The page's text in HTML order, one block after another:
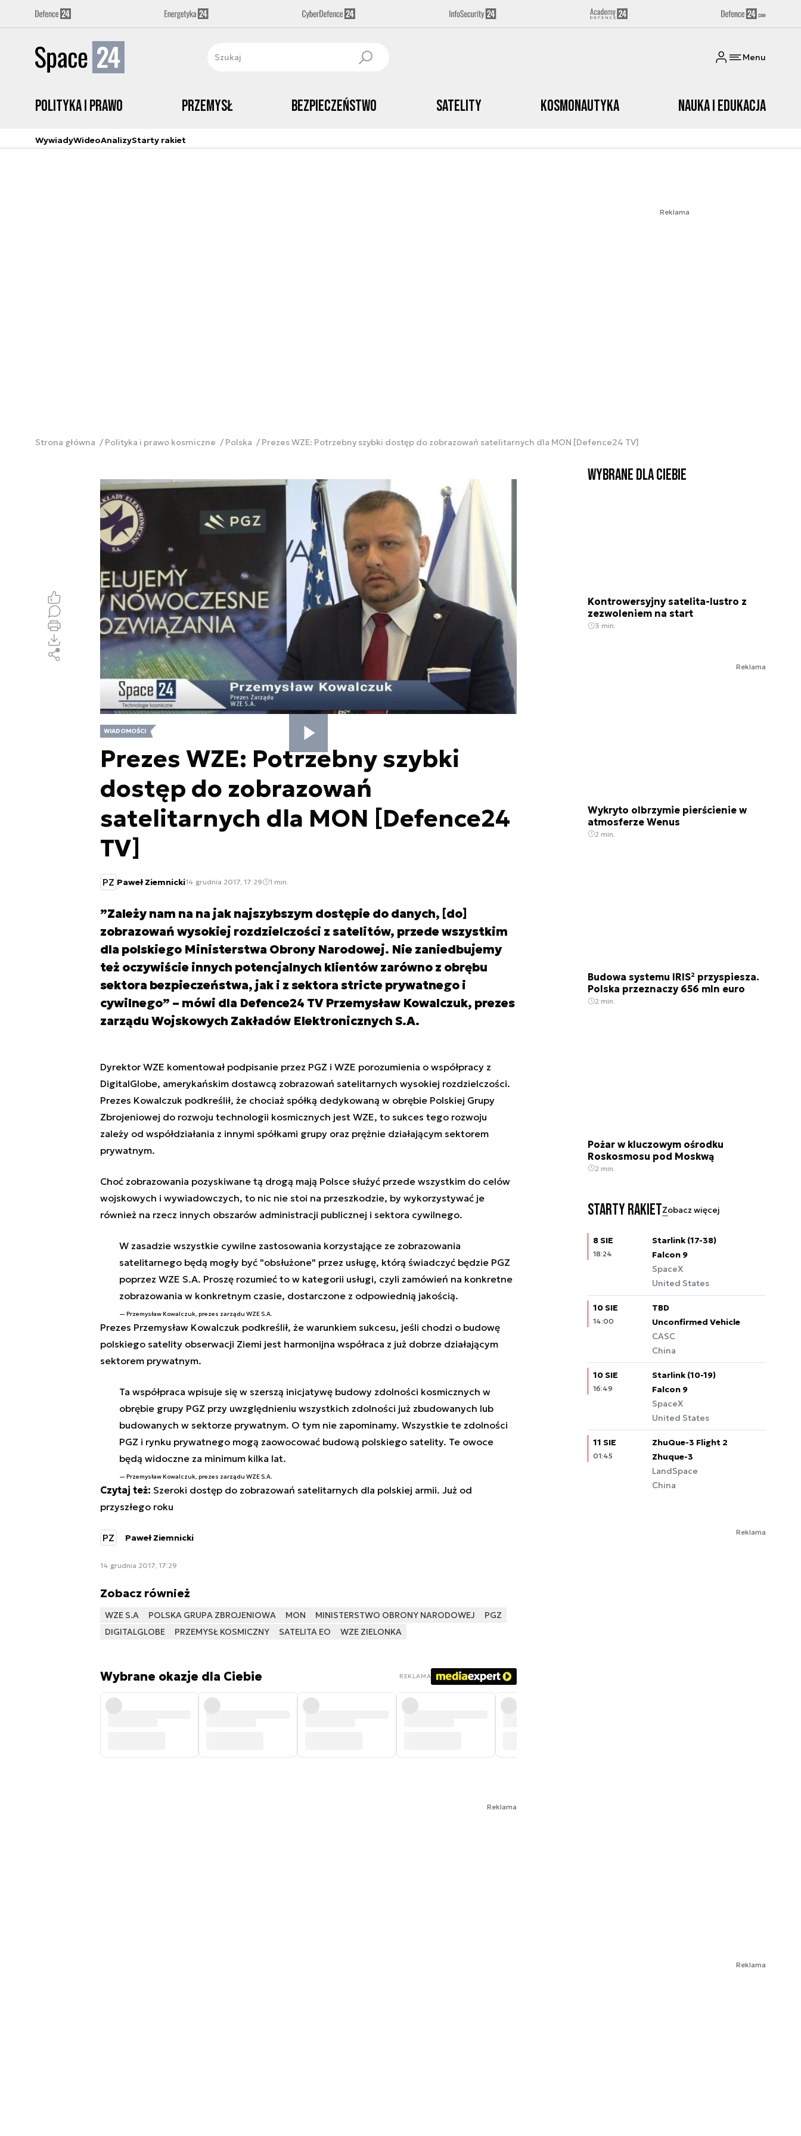
Menu
Polityka i prawo Przemysł Bezpieczeństwo Satelity Kosmonautyka Nauka i edukacja
WywiadyWideoAnalizyStarty rakiet
Reklama
Strona główna Polityka i prawo kosmiczne Polska Prezes WZE: Potrzebny szybki dostęp do zobrazowań satelitarnych dla MON [Defence24 TV]
WIADOMOŚCI
Prezes WZE: Potrzebny szybki
dostęp do zobrazowań
satelitarnych dla MON [Defence24
TV]
PZ Paweł Ziemnicki14 grudnia 2017, 17:29 1 min.
”Zależy nam na na jak najszybszym dostępie do danych, [do]
zobrazowań wysokiej rozdzielczości z satelitów, przede wszystkim
dla polskiego Ministerstwa Obrony Narodowej. Nie zaniedbujemy
też oczywiście innych potencjalnych klientów zarówno z obrębu
sektora bezpieczeństwa, jak i z sektora stricte prywatnego i
cywilnego” – mówi dla Defence24 TV Przemysław Kowalczuk, prezes
zarządu Wojskowych Zakładów Elektronicznych S.A.
Dyrektor WZE komentował podpisanie przez PGZ i WZE porozumienia o współpracy z
DigitalGlobe, amerykańskim dostawcą zobrazowań satelitarnych wysokiej rozdzielczości.
Prezes Kowalczuk podkreślił, że chociaż spółką dedykowaną w obrębie Polskiej Grupy
Zbrojeniowej do rozwoju technologii kosmicznych jest WZE, to sukces tego rozwoju
zależy od współdziałania z innymi spółkami grupy oraz prężnie działającym sektorem
prywatnym.
Choć zobrazowania pozyskiwane tą drogą mają Polsce służyć przede wszystkim do celów
wojskowych i wywiadowczych, to nic nie stoi na przeszkodzie, by wykorzystywać je
również na rzecz innych obszarów administracji publicznej i sektora cywilnego.
W zasadzie wszystkie cywilne zastosowania korzystające ze zobrazowania
satelitarnego będą mogły być "obsłużone" przez usługę, którą świadczyć będzie PGZ
poprzez WZE S.A. Proszę rozumieć to w kategorii usługi, czyli zamówień na konkretne
zobrazowania w konkretnym czasie, dostarczone z odpowiednią jakością.
Przemysław Kowalczuk, prezes zarządu WZE S.A.
Prezes Przemysław Kowalczuk podkreślił, że warunkiem sukcesu, jeśli chodzi o budowę
polskiego satelity obserwacji Ziemi jest harmonijna współraca z już dobrze działającym
sektorem prywatnym.
Ta współpraca wpisuje się w szerszą inicjatywę budowy zdolności kosmicznych w
obrębie grupy PGZ przy uwzględnieniu wszystkich zdolności już zbudowanych lub
budowanych w sektorze prywatnym. O tym nie zapominamy. Wszystkie te zdolności
PGZ i rynku prywatnego mogą zaowocować budową polskiego satelity. Te owoce
będą widoczne za minimum kilka lat.
Przemysław Kowalczuk, prezes zarządu WZE S.A.
Czytaj też: Szeroki dostęp do zobrazowań satelitarnych dla polskiej armii. Już od
przyszłego roku
PZ Paweł Ziemnicki
14 grudnia 2017, 17:29
Zobacz również
WZE S.A POLSKA GRUPA ZBROJENIOWA MON MINISTERSTWO OBRONY NARODOWEJ
PGZ
DIGITALGLOBE
PRZEMYSŁ KOSMICZNY SATELITA EO WZE ZIELONKA
Wybrane okazje dla Ciebie REKLAMA
Reklama
Wybrane dla Ciebie
Kontrowersyjny satelita-lustro z
zezwoleniem na start
3 min.
Reklama
Wykryto olbrzymie pierścienie w
atmosferze Wenus
2 min.
Budowa systemu IRIS² przyspiesza.
Polska przeznaczy 656 mln euro
2 min.
Pożar w kluczowym ośrodku
Roskosmosu pod Moskwą
2 min.
Starty rakietZobacz więcej
8 SIE
18:24
Starlink (17-38)
Falcon 9
SpaceX
United States
10 SIE
14:00
TBD
Unconfirmed Vehicle
CASC
China
10 SIE
16:49
Starlink (10-19)
Falcon 9
SpaceX
United States
11 SIE
01:45
ZhuQue-3 Flight 2
Zhuque-3
LandSpace
China
Reklama
Reklama